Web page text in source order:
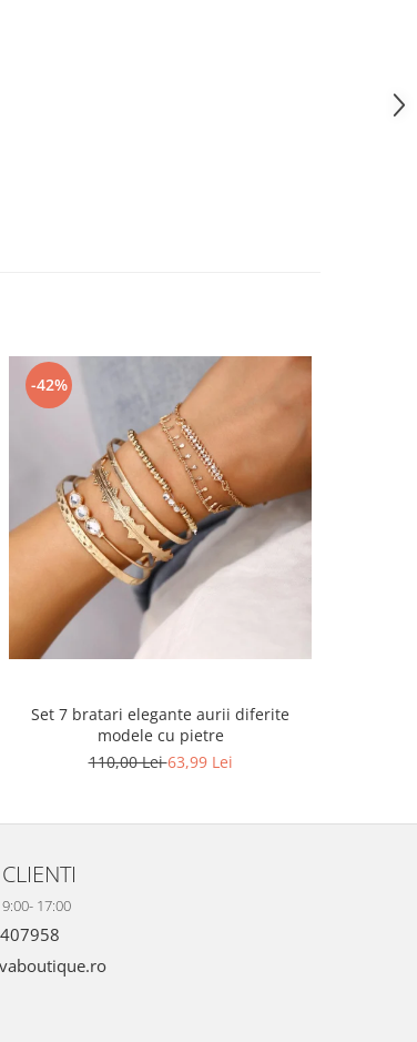
-42%
Set 7 bratari elegante aurii diferite
modele cu pietre
110,00 Lei63,99 Lei
17:00